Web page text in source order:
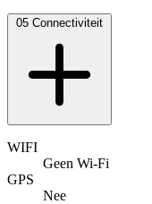
05 Connectiviteit
WIFI
Geen Wi-Fi
GPS
Nee